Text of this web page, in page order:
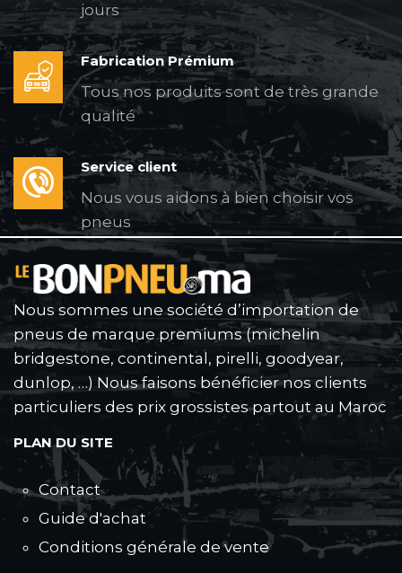
jours
Fabrication Prémium
Tous nos produits sont de très grande
qualité
Service client
Nous vous aidons à bien choisir vos
pneus
Nous sommes une société d’importation de
pneus de marque premiums (michelin
bridgestone, continental, pirelli, goodyear,
dunlop, …) Nous faisons bénéficier nos clients
particuliers des prix grossistes partout au Maroc
PLAN DU SITE
Contact
Guide d'achat
Conditions générale de vente